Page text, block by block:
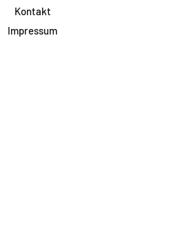
Kontakt
Impressum